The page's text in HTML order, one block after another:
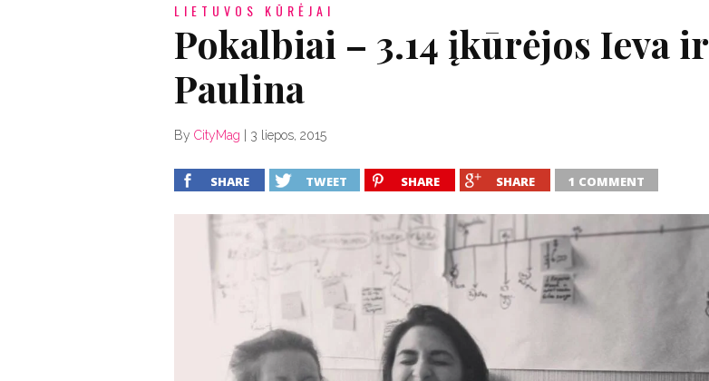
LIETUVOS KŪRĖJAI
Pokalbiai – 3.14 įkūrėjos Ieva ir
Paulina
By CityMag 3 liepos, 2015
SHARE TWEET SHARE SHARE 1 COMMENT